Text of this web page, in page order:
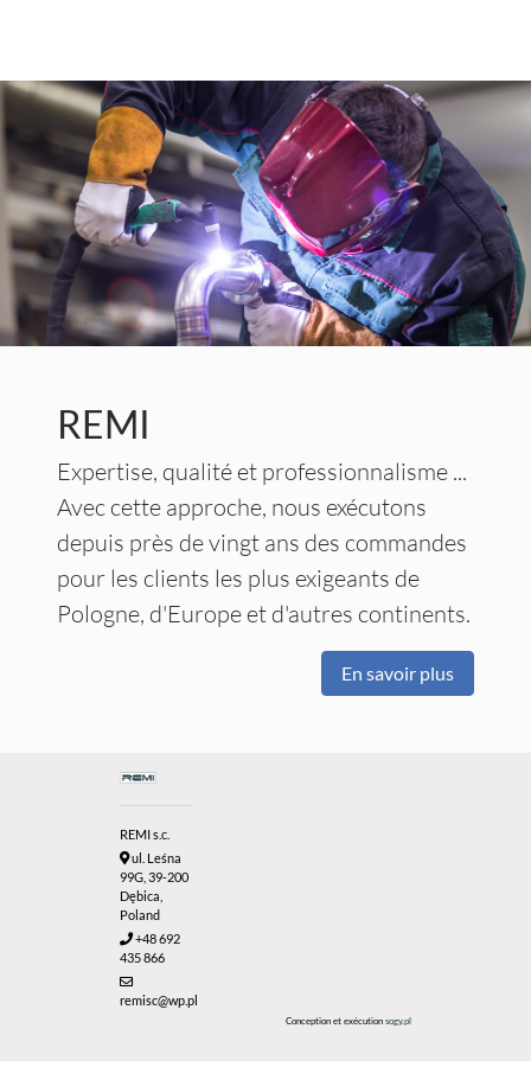
REMI
Expertise, qualité et professionnalisme ...
Avec cette approche, nous exécutons
depuis près de vingt ans des commandes
pour les clients les plus exigeants de
Pologne, d'Europe et d'autres continents.
En savoir plus
REMI s.c.
ul. Leśna
99G, 39-200
Dębica,
Poland
+48 692
435 866
remisc@wp.pl
Conception et exécution sogy.pl